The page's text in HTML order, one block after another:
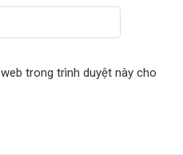
trong trình duyệt này cho